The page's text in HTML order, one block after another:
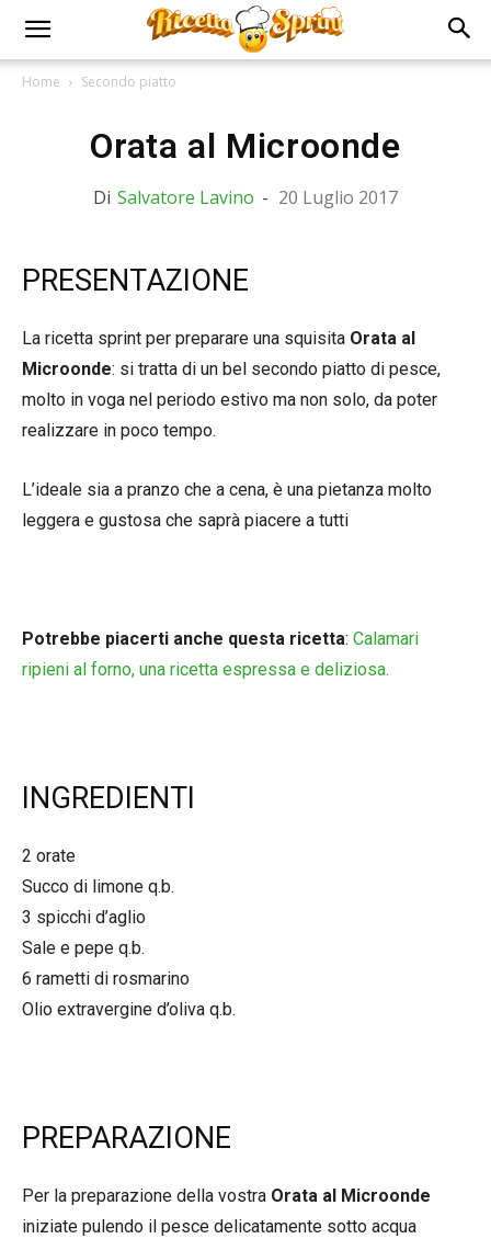
Home Secondo piatto
Orata al Microonde
Di Salvatore Lavino - 20 Luglio 2017
PRESENTAZIONE
La ricetta sprint per preparare una squisita Orata al
Microonde: si tratta di un bel secondo piatto di pesce,
molto in voga nel periodo estivo ma non solo, da poter
realizzare in poco tempo.
L’ideale sia a pranzo che a cena, è una pietanza molto
leggera e gustosa che saprà piacere a tutti
Potrebbe piacerti anche questa ricetta: Calamari
ripieni al forno, una ricetta espressa e deliziosa.
INGREDIENTI
2 orate
Succo di limone q.b.
3 spicchi d’aglio
Sale e pepe q.b.
6 rametti di rosmarino
Olio extravergine d’oliva q.b.
PREPARAZIONE
Per la preparazione della vostra Orata al Microonde
iniziate pulendo il pesce delicatamente sotto acqua